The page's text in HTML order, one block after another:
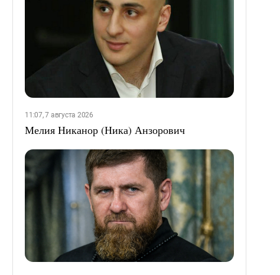
11:07, 7 августа 2026
Мелия Никанор (Ника) Анзорович